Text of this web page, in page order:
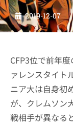
2019-12-07
CFP3位で前年
ァレンスタイト
ニア大は自身初
が、クレムソン
戦相手が異なる